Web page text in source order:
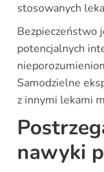
stosowanych
Bezpieczeństwo
potencjalnych
Samodzielne
z innymi lekami
nawyki